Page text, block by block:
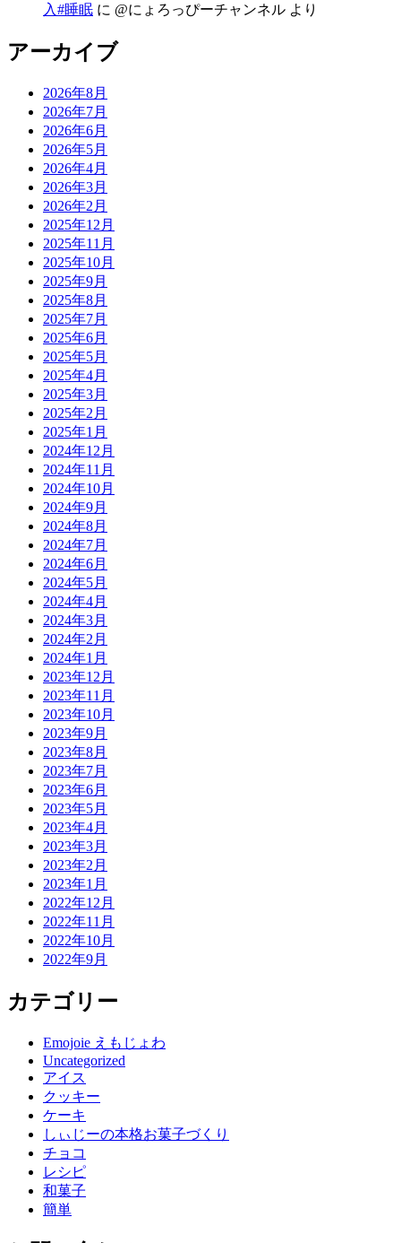
入#睡眠 に @にょろっぴーチャンネル より
アーカイブ
2026年8月
2026年7月
2026年6月
2026年5月
2026年4月
2026年3月
2026年2月
2025年12月
2025年11月
2025年10月
2025年9月
2025年8月
2025年7月
2025年6月
2025年5月
2025年4月
2025年3月
2025年2月
2025年1月
2024年12月
2024年11月
2024年10月
2024年9月
2024年8月
2024年7月
2024年6月
2024年5月
2024年4月
2024年3月
2024年2月
2024年1月
2023年12月
2023年11月
2023年10月
2023年9月
2023年8月
2023年7月
2023年6月
2023年5月
2023年4月
2023年3月
2023年2月
2023年1月
2022年12月
2022年11月
2022年10月
2022年9月
カテゴリー
Emojoie えもじょわ
Uncategorized
アイス
クッキー
ケーキ
しぃじーの本格お菓子づくり
チョコ
レシピ
和菓子
簡単